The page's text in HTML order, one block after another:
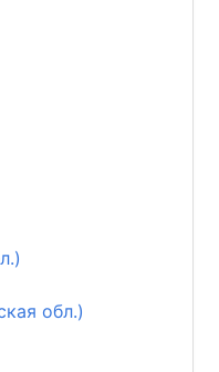
обл.)